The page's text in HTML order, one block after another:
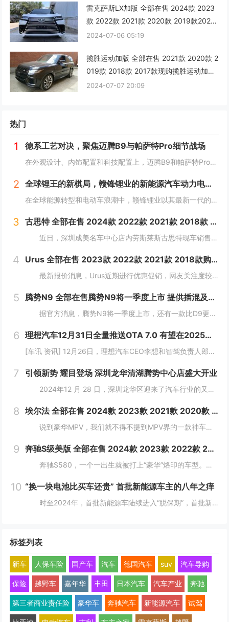
雷克萨斯LX加版 全部在售 2024款 2023
款 2022款 2021款 2020款 2019款2024
款加版雷克萨斯LX600最新行情仅190万
2024-07-06 05:19
揽胜运动加版 全部在售 2021款 2020款 2
019款 2018款 2017款现购揽胜运动加版
享9万优惠 最低80万
2024-07-07 20:09
热门
1 德系工艺对决，聚焦迈腾B9与帕萨特Pro细节战场
在外观设计、内饰配置和科技配置上，迈腾B9和帕萨特Pro都有着一定的拥趸。作为B级车产品，两款车紧贴消费者需求，在同级别车型中都是性能翘楚。那么，该怎么选择呢？本文将对以上方面进行详细对比，为车友们提供选择建议。 风...
2 全球锂王的新棋局，赣锋锂业的新能源汽车动力电池革命
在全球能源转型和电动车浪潮中，赣锋锂业以其最新一代的动力电池产品——锋行电池，为市场带来了革新性的技术突破。这款高性能电芯不仅在能量密度、成组效率等关键性能指标上超越了行业标准，而且在安全性和环境适应性方面也设立了新的行业标杆。...
3 古思特 全部在售 2024款 2022款 2021款 2018款 2016款 2015款深圳成美名车中心劳斯莱斯古思特限时优惠 目前503万元起售
近日，深圳成美名车中心店内劳斯莱斯古思特现车销售，颜色可选，感兴趣的朋友可以到店咨询购买，详情见下表：...
4 Urus 全部在售 2023款 2022款 2021款 2018款购Urus享5.4万优惠 欢迎到店试驾
最新报价消息，Urus近期进行优惠促销，网友关注度较高，对Urus这款车型有兴趣的网友，可参考以下报价：...
5 腾势N9 全部在售腾势N9将一季度上市 提供插混及纯电版
据官方消息，腾势N9将一季度上市，还有一款比D9更大更强MPV将推出。新车定位大型旗舰SUV，将搭载易三方。 &nb...
6 理想汽车12月31日全量推送OTA 7.0 有望在2025年实现L3级自动驾驶
[车讯 资讯] 12月26日，理想汽车CEO李想和智驾负责人郎咸朋在直播中讲解了理想汽车在智驾方面的发展动向。理想汽车将在12月31日全量推送OTA 7.0给AD Max用户。按照理想现在的端到端+VLM体系继续迭代，有望在2025...
7 引领新势 耀目登场 深圳龙华清湖腾势中心店盛大开业
2024年12 月 28 日，深圳龙华区迎来了汽车行业的又一大盛事——深圳龙华清湖腾势中心盛大开业，标志着腾势品牌在深圳区域布局的进一步拓展，为满...
8 埃尔法 全部在售 2024款 2023款 2021款 2020款 2019款 2018款2024款国六丰田埃尔法酬宾让利 大空间合理布局
说到豪华MPV，我们就不得不提到MPV界的一款神车，那就是"丰田埃尔法"，丰田埃尔法拥有轿车般的舒适度，所以它一直以来都是作为各大公司企业的行政用车。埃尔法...
9 奔驰S级美版 全部在售 2024款 2023款 2022款 2021款 2019款 2018款成都迪兴行汽车平行进口奔驰S级价格最低146万起 售全国
奔驰S580，一个一出生就被打上“豪华”烙印的车型。新车简约又不失精致，大灯和尾灯的光带交相呼应，可以让司机更从容地驾驶车辆。 &nbs...
10 “换一块电池比买车还贵” 首批新能源车主的八年之痒
时至2024年，首批新能源车陆续进入“脱保期”，首批新能源汽车车主正陷入换车还是换电池的两难境地。想要更换老龄电池就将面临天价账单，换电费用甚至高于旧车残值，成为不少车主的烦恼。 工信部等部委明确规定，自2016年起，乘用车...
标签列表
新车 人保车险 国产车 汽车 德国汽车 suv 汽车导购
保险 越野车 嘉年华 丰田 日本汽车 汽车产业 奔驰
第三者商业责任险 豪华车 奔驰汽车 新能源汽车 试驾